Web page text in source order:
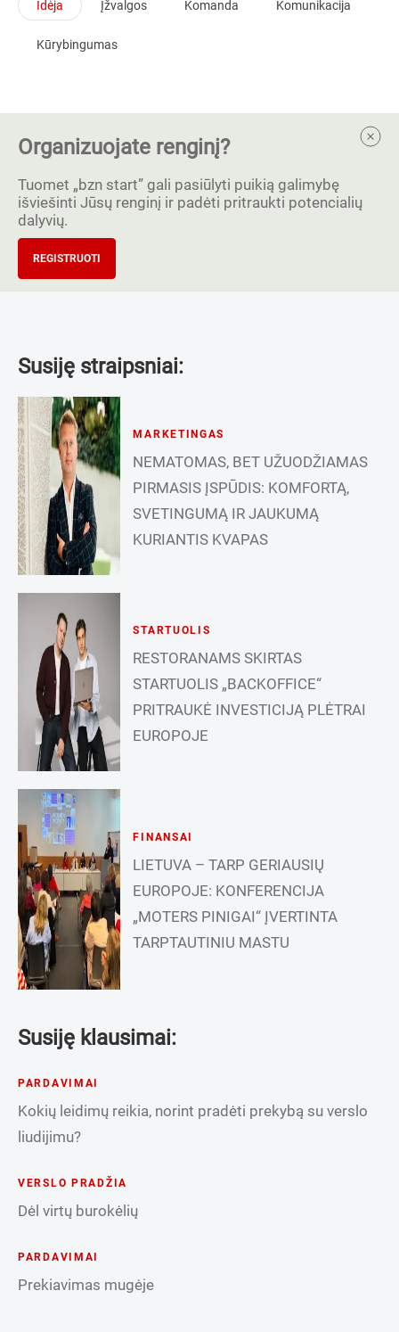
Idėja Įžvalgos Komanda Komunikacija
Kūrybingumas
Organizuojate renginį?
Tuomet „bzn start” gali pasiūlyti puikią galimybę
išviešinti Jūsų renginį ir padėti pritraukti potencialių
dalyvių.
REGISTRUOTI
Susiję straipsniai:
MARKETINGAS
NEMATOMAS, BET UŽUODŽIAMAS
PIRMASIS ĮSPŪDIS: KOMFORTĄ,
SVETINGUMĄ IR JAUKUMĄ
KURIANTIS KVAPAS
STARTUOLIS
RESTORANAMS SKIRTAS
STARTUOLIS „BACKOFFICE“
PRITRAUKĖ INVESTICIJĄ PLĖTRAI
EUROPOJE
FINANSAI
LIETUVA – TARP GERIAUSIŲ
EUROPOJE: KONFERENCIJA
„MOTERS PINIGAI“ ĮVERTINTA
TARPTAUTINIU MASTU
Susiję klausimai:
PARDAVIMAI
Kokių leidimų reikia, norint pradėti prekybą su verslo
liudijimu?
VERSLO PRADŽIA
Dėl virtų burokėlių
PARDAVIMAI
Prekiavimas mugėje